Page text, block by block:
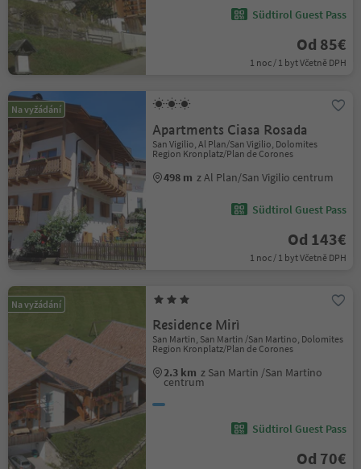
Südtirol Guest Pass
Od 85€
1 noc / 1 byt Včetně DPH
Na vyžádání
Apartments Ciasa Rosada
San Vigilio, Al Plan/San Vigilio, Dolomites
Region Kronplatz/Plan de Corones
498 m z Al Plan/San Vigilio centrum
Südtirol Guest Pass
Od 143€
1 noc / 1 byt Včetně DPH
Na vyžádání
Residence Mirì
San Martin, San Martin /San Martino, Dolomites
Region Kronplatz/Plan de Corones
2.3 km z San Martin /San Martino
centrum
Südtirol Guest Pass
Od 70€